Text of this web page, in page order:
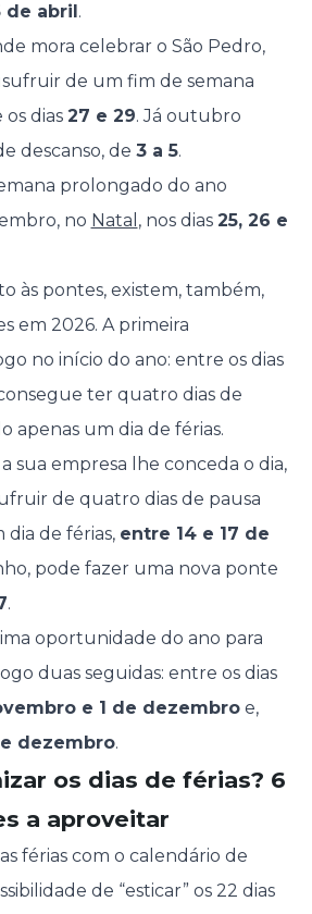
de abril .
mora celebrar o São Pedro,
de um fim de semana
dias 27 e 29. Já outubro
descanso, de 3 a 5.
prolongado do ano
no Natal , nos dias 25, 26 e
às pontes, existem, também,
em 2026. A primeira
no início do ano: entre os dias
ter quatro dias de
apenas um dia de férias.
a sua empresa lhe conceda o dia,
de quatro dias de pausa
de férias, entre 14 e 17 de
pode fazer uma nova ponte
.
oportunidade do ano para
duas seguidas: entre os dias
e 1 de dezembroe,
dezembro.
os dias de férias? 6
a aproveitar
férias com o calendário de
de “esticar” os 22 dias